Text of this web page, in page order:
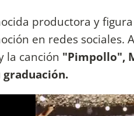
productora y
en redes sociales.
la canción "Pimpollo",